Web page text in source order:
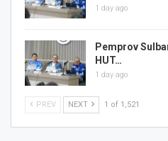
1 day ago
Pemprov
HUT…
1 day ago
PREV NEXT 1 of 1,521